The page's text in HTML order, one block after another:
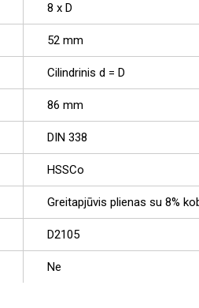
8 x D
52 mm
Cilindrinis d = D
86 mm
DIN 338
HSSCo
Greitapjūvis plienas su 8%
D2105
Ne